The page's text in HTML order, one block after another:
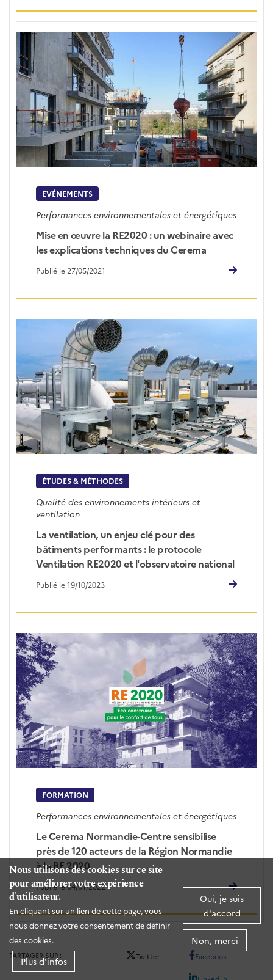
Nous utilisons des cookies sur ce site
pour améliorer votre expérience
d'utilisateur.
En cliquant sur un lien de cette page, vous
nous donnez votre consentement de définir
des cookies.
Plus d'infos
Oui, je suis
d'accord
Non, merci
EVÉNEMENTS
Performances environnementales et énergétiques
Mise en œuvre la RE2020 : un webinaire avec
les explications techniques du Cerema
Publié le 27/05/2021
ÉTUDES & MÉTHODES
Qualité des environnements intérieurs et
ventilation
La ventilation, un enjeu clé pour des
bâtiments performants : le protocole
Ventilation RE2020 et l'observatoire national
Publié le 19/10/2023
FORMATION
Performances environnementales et énergétiques
Le Cerema Normandie-Centre sensibilise
près de 120 acteurs de la Région Normandie
à la RE 2020
Publié le 04/01/2022
PARTAGER SUR Twitter Facebook